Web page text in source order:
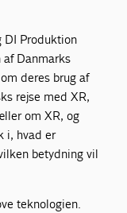
DI Produktion
af Danmarks
deres brug af
rejse med XR,
om XR, og
i, hvad er
betydning vil
teknologien.